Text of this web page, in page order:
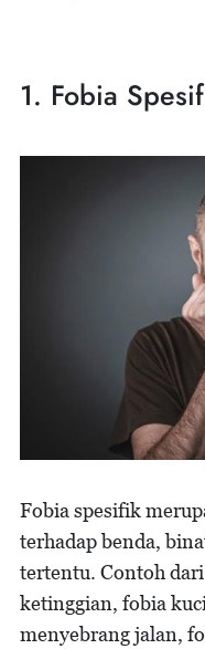
1. Fobia
Fobia spesifik
terhadap benda,
tertentu. Contoh
ketinggian, fobia
menyebrang jalan,